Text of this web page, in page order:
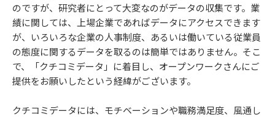
のですが、研究者にとって大変なのがデータの収集です。業
績に関しては、上場企業であればデータにアクセスできます
が、いろいろな企業の人事制度、あるいは働いている従業員
の態度に関するデータを取るのは簡単ではありません。そこ
で、「クチコミデータ」に着目し、オープンワークさんにご
提供をお願いしたという経緯がございます。
クチコミデータには、モチベーションや職務満足度、風通し